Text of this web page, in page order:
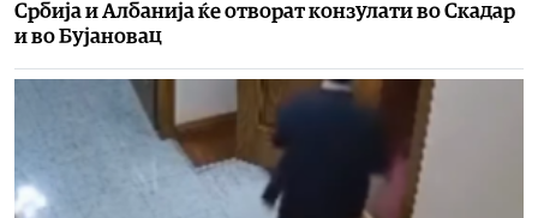
Србија и Албанија ќе отворат конзулати во Скадар
и во Бујановац